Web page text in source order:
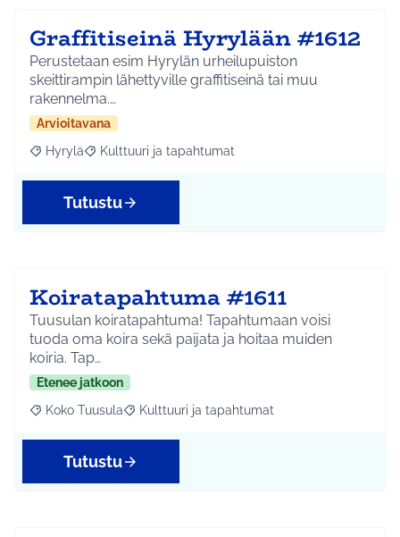
Graffitiseinä Hyrylään #1612
Perustetaan esim Hyrylän urheilupuiston
skeittirampin lähettyville graffitiseinä tai muu
rakennelma.…
Arvioitavana
Rajaa tulokset aihepiirin mukaan: Hyrylä
Hyrylä Rajaa tulokset teeman mukaan: Kulttuuri ja
Kulttuuri ja tapahtumat
Tutustu
Koiratapahtuma #1611
Tuusulan koiratapahtuma! Tapahtumaan voisi
tuoda oma koira sekä paijata ja hoitaa muiden
koiria. Tap…
Etenee jatkoon
Rajaa tulokset aihepiirin mukaan: Koko Tuusula
Koko Tuusula Rajaa tulokset teeman mukaan: Kulttuuri ja
Kulttuuri ja tapahtumat
Tutustu